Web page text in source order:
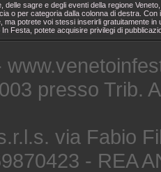
delle sagre e degli eventi della regione
o per categoria dalla colonna di destra.
ma potrete voi stessi inserirli gratuitamente
In Festa, potete acquisire privilegi di
presso Trib.
via Fabio
- REA